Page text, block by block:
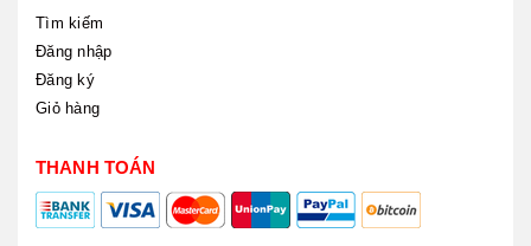
Tìm kiếm
Đăng nhập
Đăng ký
Giỏ hàng
THANH TOÁN